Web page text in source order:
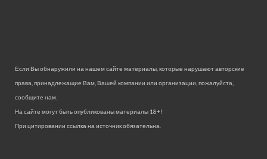
Если Вы обнаружили на нашем сайте материалы, которые нарушают авторские
права, принадлежащие Вам, Вашей компании или организации, пожалуйста,
сообщите нам.
На сайте могут быть опубликованы материалы 18+!
При цитировании ссылка на источник обязательна.